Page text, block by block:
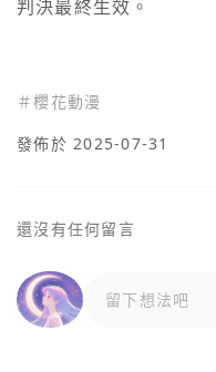
判決最終生效。
＃櫻花動漫
發佈於 2025-07-31
還沒有任何留言
留下想法吧